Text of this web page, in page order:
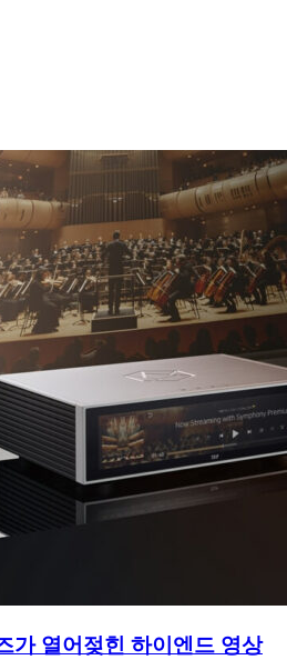
가 열어젖힌 하이엔드 영상